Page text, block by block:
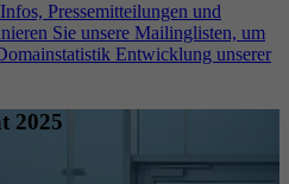
Pressemitteilungen und
Sie unsere Mailinglisten, um
Entwicklung unserer
2025